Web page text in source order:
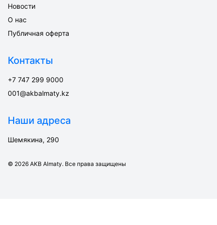
Новости
О нас
Публичная оферта
Контакты
+7 747 299 9000
001@akbalmaty.kz
Наши адреса
Шемякина, 290
© 2026 AKB Almaty. Все права защищены